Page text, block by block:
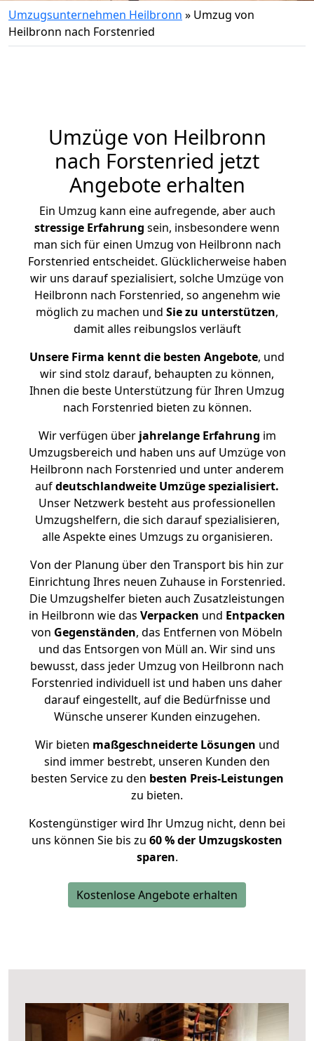
Umzugsunternehmen Heilbronn » Umzug von
Heilbronn nach Forstenried
Umzüge von Heilbronn
nach Forstenried jetzt
Angebote erhalten
Ein Umzug kann eine aufregende, aber auch
stressige Erfahrung sein, insbesondere wenn
man sich für einen Umzug von Heilbronn nach
Forstenried entscheidet. Glücklicherweise haben
wir uns darauf spezialisiert, solche Umzüge von
Heilbronn nach Forstenried, so angenehm wie
möglich zu machen und Sie zu unterstützen,
damit alles reibungslos verläuft
Unsere Firma kennt die besten Angebote, und
wir sind stolz darauf, behaupten zu können,
Ihnen die beste Unterstützung für Ihren Umzug
nach Forstenried bieten zu können.
Wir verfügen überjahrelange Erfahrung im
Umzugsbereich und haben uns auf Umzüge von
Heilbronn nach Forstenried und unter anderem
aufdeutschlandweite Umzüge spezialisiert.
Unser Netzwerk besteht aus professionellen
Umzugshelfern, die sich darauf spezialisieren,
alle Aspekte eines Umzugs zu organisieren.
Von der Planung über den Transport bis hin zur
Einrichtung Ihres neuen Zuhause in Forstenried.
Die Umzugshelfer bieten auch Zusatzleistungen
in Heilbronn wie das Verpacken und Entpacken
von Gegenständen, das Entfernen von Möbeln
und das Entsorgen von Müll an. Wir sind uns
bewusst, dass jeder Umzug von Heilbronn nach
Forstenried individuell ist und haben uns daher
darauf eingestellt, auf die Bedürfnisse und
Wünsche unserer Kunden einzugehen.
Wir bieten maßgeschneiderte Lösungen und
sind immer bestrebt, unseren Kunden den
besten Service zu den besten Preis-Leistungen
zu bieten.
Kostengünstiger wird Ihr Umzug nicht, denn bei
uns können Sie bis zu 60 % der Umzugskosten
sparen.
Kostenlose Angebote erhalten